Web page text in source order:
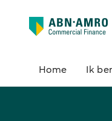
Home Ik